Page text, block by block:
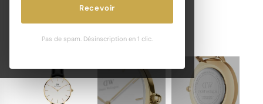
Recevoir
Pas de spam. Désinscription en 1 clic.